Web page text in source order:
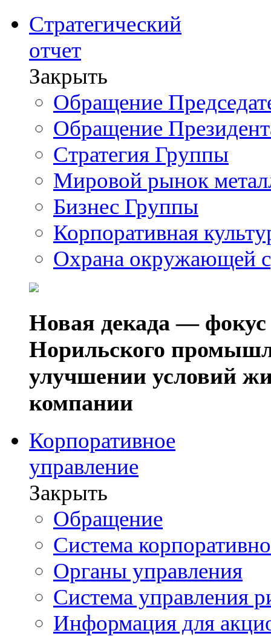
Стратегический
отчет
Закрыть
Обращение
Обращение
Стратегия Группы
Мировой рынок
Бизнес Группы
Корпоративная
Охрана окружающей
Новая декада — фокус
Норильского
улучшении условий
компании
Корпоративное
управление
Закрыть
Обращение
Система
Органы управления
Система управления
Информация для